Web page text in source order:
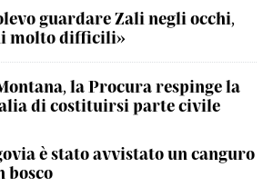
guardare Zali negli occhi,
molto difficili»
la Procura respinge la
di costituirsi parte civile
è stato avvistato un canguro
bosco